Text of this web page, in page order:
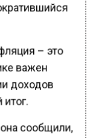
– это
важен
доходов
сообщили,